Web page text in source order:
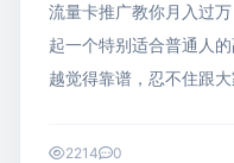
流量卡推广教你月入过
起一个特别适合普通人
越觉得靠谱，忍不住跟
2214 0